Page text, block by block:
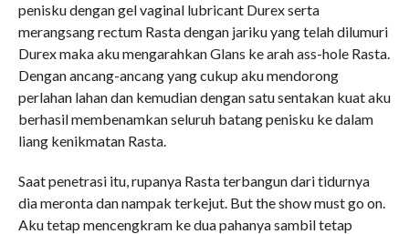
penisku dengan gel vaginal lubricant Durex serta
merangsang rectum Rasta dengan jariku yang telah dilumuri
Durex maka aku mengarahkan Glans ke arah ass-hole Rasta.
Dengan ancang-ancang yang cukup aku mendorong
perlahan lahan dan kemudian dengan satu sentakan kuat aku
berhasil membenamkan seluruh batang penisku ke dalam
liang kenikmatan Rasta.
Saat penetrasi itu, rupanya Rasta terbangun dari tidurnya
dia meronta dan nampak terkejut. But the show must go on.
Aku tetap mencengkram ke dua pahanya sambil tetap